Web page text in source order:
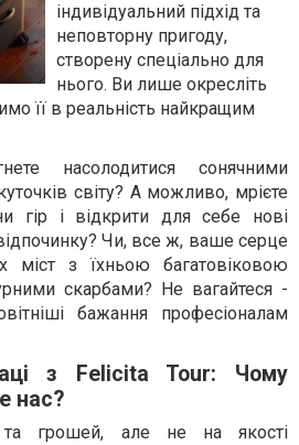
індивідуальний підхід та
неповторну пригоду,
створену спеціально для
нього. Ви лише окресліть
її в реальність найкращим
насолодитися сонячними
світу? А можливо, мрієте
гір і відкрити для себе нові
Чи, все ж, ваше серце
міст з їхньою багатовіковою
скарбами? Не вагайтеся -
бажання професіоналам
з Felicita Tour: Чому
нас?
та грошей, але не на якості